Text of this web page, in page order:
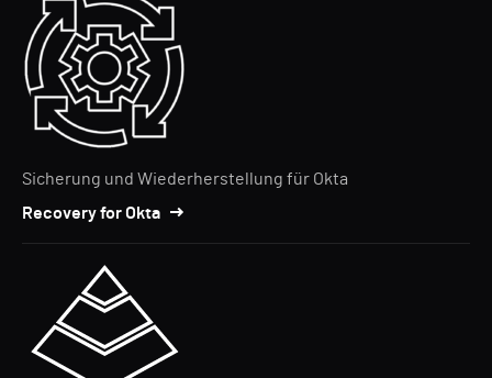
Sicherung und Wiederherstellung für Okta
Recovery for Okta